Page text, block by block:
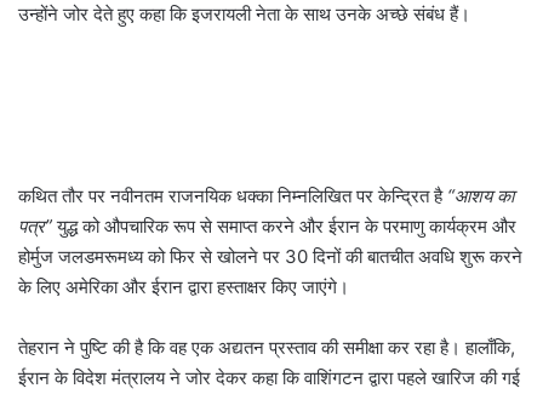
उन्होंने जोर देते हुए कहा कि इजरायली नेता के साथ उनके अच्छे संबंध हैं।
कथित तौर पर नवीनतम राजनयिक धक्का निम्नलिखित पर केन्द्रित है “आशय का
पत्र”युद्ध को औपचारिक रूप से समाप्त करने और ईरान के परमाणु कार्यक्रम और
होर्मुज जलडमरूमध्य को फिर से खोलने पर 30 दिनों की बातचीत अवधि शुरू करने
के लिए अमेरिका और ईरान द्वारा हस्ताक्षर किए जाएंगे।
तेहरान ने पुष्टि की है कि वह एक अद्यतन प्रस्ताव की समीक्षा कर रहा है। हालाँकि,
ईरान के विदेश मंत्रालय ने जोर देकर कहा कि वाशिंगटन द्वारा पहले खारिज की गई